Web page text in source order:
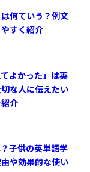
何ていう？例文
すく紹介
てよかった」は英
な人に伝えたい
介
子供の英単語学
や効果的な使い